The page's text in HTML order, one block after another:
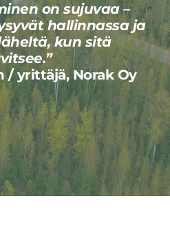
on sujuvaa –
hallinnassa ja
kun sitä
/ yrittäjä, Norak Oy